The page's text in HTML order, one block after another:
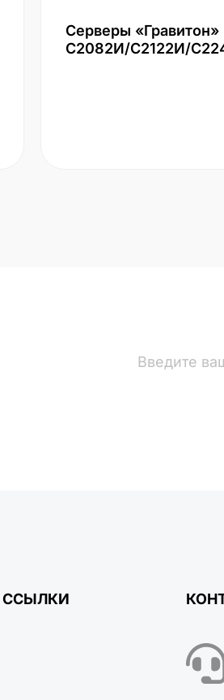
Серверы «Гравитон»
С2082И/С2122И/
ССЫЛКИ